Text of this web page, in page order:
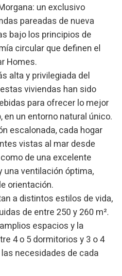
un exclusivo
pareadas de nueva
bajo los principios de
circular que definen el
Homes.
alta y privilegiada del
viviendas han sido
para ofrecer lo mejor
un entorno natural único.
escalonada, cada hogar
vistas al mar desde
de una excelente
una ventilación óptima,
orientación.
a distintos estilos de vida,
de entre 250 y 260 m².
espacios y la
4 o 5 dormitorios y 3 o 4
necesidades de cada